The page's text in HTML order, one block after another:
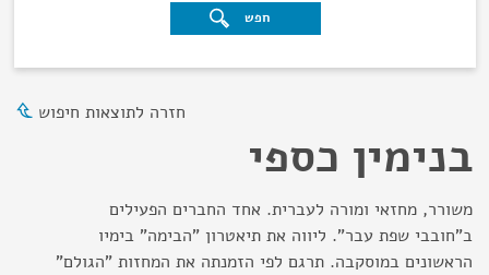
חפש
חזרה לתוצאות חיפוש
בנימין כספי
משורר, מחזאי ומורה לעברית. אחד החברים הפעילים
ב"חובבי שפת עבר". ליווה את תיאטרון "הבימה" בימיו
הראשונים במוסקבה. תרגם לפי הזמנתה את המחזות "הגולם"